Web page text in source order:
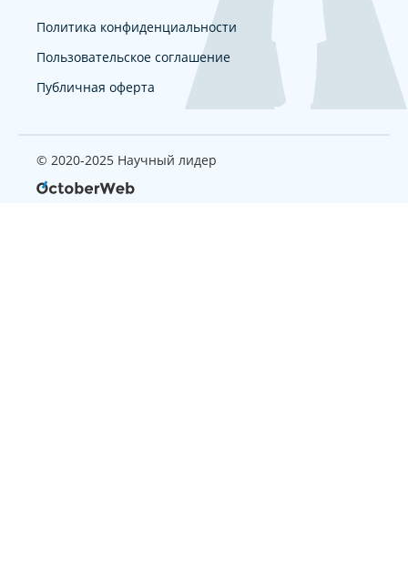
Политика конфиденциальности
Пользовательское соглашение
Публичная оферта
© 2020-2025 Научный лидер